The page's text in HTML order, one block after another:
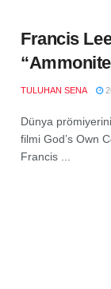
Francis
TULUHAN SENA
Dünya
filmi God’s Own
Francis ...